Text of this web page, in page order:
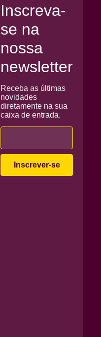
Inscreva-
se na
nossa
newsletter
Receba as últimas
novidades
diretamente na sua
caixa de entrada.